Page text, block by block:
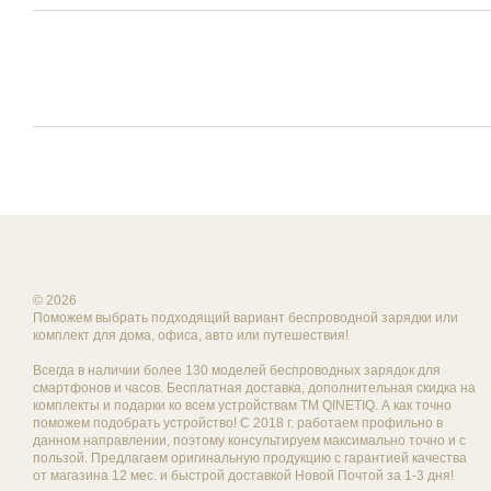
© 2026
Поможем выбрать подходящий вариант беспроводной зарядки или
комплект для дома, офиса, авто или путешествия!
Всегда в наличии более 130 моделей беспроводных зарядок для
смартфонов и часов. Бесплатная доставка, дополнительная скидка на
комплекты и подарки ко всем устройствам ТМ QINETIQ. А как точно
поможем подобрать устройство! С 2018 г. работаем профильно в
данном направлении, поэтому консультируем максимально точно и с
пользой. Предлагаем оригинальную продукцию с гарантией качества
от магазина 12 мес. и быстрой доставкой Новой Почтой за 1-3 дня!